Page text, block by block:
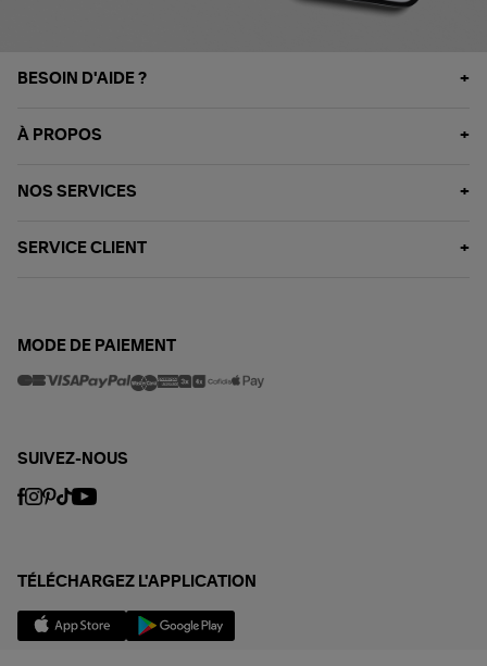
BESOIN D'AIDE ?
À PROPOS
NOS SERVICES
SERVICE CLIENT
MODE DE PAIEMENT
SUIVEZ-NOUS
TÉLÉCHARGEZ L'APPLICATION